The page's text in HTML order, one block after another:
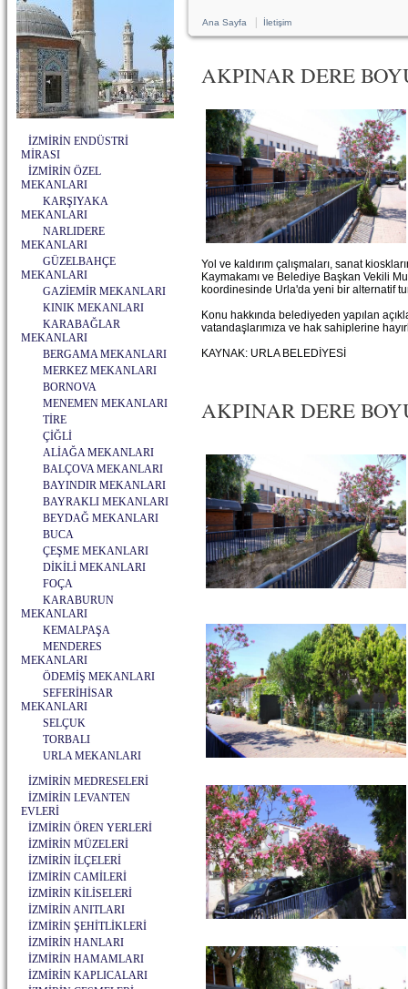
İZMİRİN ENDÜSTRİ
MİRASI
İZMİRİN ÖZEL
MEKANLARI
KARŞIYAKA
MEKANLARI
NARLIDERE
MEKANLARI
GÜZELBAHÇE
MEKANLARI
GAZİEMİR MEKANLARI
KINIK MEKANLARI
KARABAĞLAR
MEKANLARI
BERGAMA MEKANLARI
MERKEZ MEKANLARI
BORNOVA
MENEMEN MEKANLARI
TİRE
ÇİĞLİ
ALİAĞA MEKANLARI
BALÇOVA MEKANLARI
BAYINDIR MEKANLARI
BAYRAKLI MEKANLARI
BEYDAĞ MEKANLARI
BUCA
ÇEŞME MEKANLARI
DİKİLİ MEKANLARI
FOÇA
KARABURUN
MEKANLARI
KEMALPAŞA
MENDERES
MEKANLARI
ÖDEMİŞ MEKANLARI
SEFERİHİSAR
MEKANLARI
SELÇUK
TORBALI
URLA MEKANLARI
İZMİRİN MEDRESELERİ
İZMİRİN LEVANTEN
EVLERİ
İZMİRİN ÖREN YERLERİ
İZMİRİN MÜZELERİ
İZMİRİN İLÇELERİ
İZMİRİN CAMİLERİ
İZMİRİN KİLİSELERİ
İZMİRİN ANITLARI
İZMİRİN ŞEHİTLİKLERİ
İZMİRİN HANLARI
İZMİRİN HAMAMLARI
İZMİRİN KAPLICALARI
Ana Sayfa İletişim
AKPINAR DERE
Yol ve kaldırım çalışmaları, sanat
Kaymakamı ve Belediye Başkan Vekili
koordinesinde Urla'da yeni bir alternatif
Konu hakkında belediyeden yapılan
vatandaşlarımıza ve hak sahiplerine
KAYNAK: URLA BELEDİYESİ
AKPINAR DERE